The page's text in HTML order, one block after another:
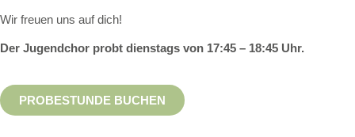
Wir freuen uns auf dich!
Der Jugendchor probt dienstags von 17:45 – 18:45 Uhr.
PROBESTUNDE BUCHEN